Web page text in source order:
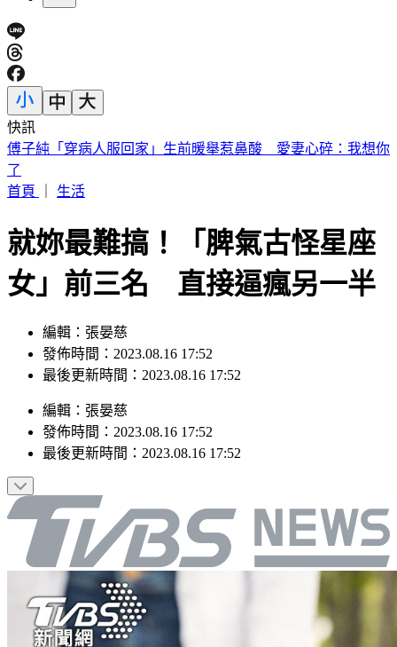
快訊
砍Gmail神功能 2027年起停止支援第三方帳號收寄信
首頁
就妳最難搞！「脾氣古怪星座
女」前三名 直接逼瘋另一半
發佈時間：2023.08.16 17:52
最後更新時間：2023.08.16 17:52
發佈時間：2023.08.16 17:52
最後更新時間：2023.08.16 17:52